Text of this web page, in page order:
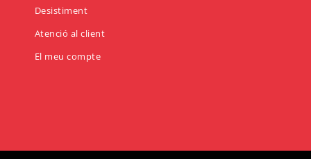
Desistiment
Atenció al client
El meu compte